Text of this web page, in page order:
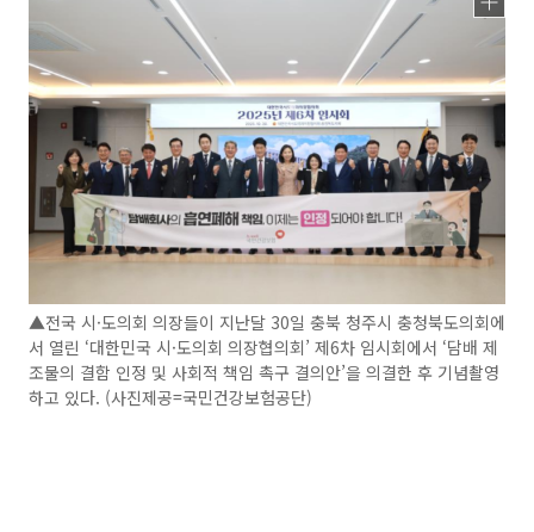
▲전국 시·도의회 의장들이 지난달 30일 충북 청주시 충청북도의회에
서 열린 ‘대한민국 시·도의회 의장협의회’ 제6차 임시회에서 ‘담배 제
조물의 결함 인정 및 사회적 책임 촉구 결의안’을 의결한 후 기념촬영
하고 있다. (사진제공=국민건강보험공단)